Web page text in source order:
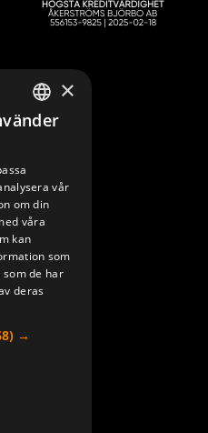
SWEDISH
DEUTSCH
×
vår
om din
våra
kan
som
de har
deras
→